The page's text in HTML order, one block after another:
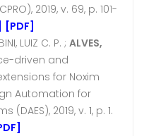
2019, v. 69, p. 101-
[PDF]
LUIZ C. P. ; ALVES,
driven and
for Noxim
Automation for
2019, v. 1, p. 1.